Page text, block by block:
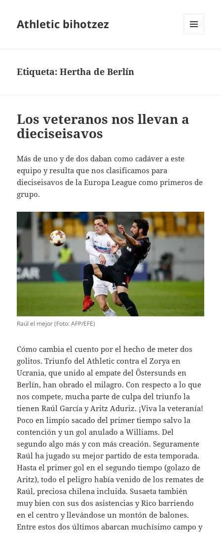
Athletic bihotzez
Etiqueta:Hertha de Berlín
Los veteranos nos llevan a
dieciseisavos
Más de uno y de dos daban como cadáver a este
equipo y resulta que nos clasificamos para
dieciseisavos de la Europa League como primeros de
grupo.
Raúl el mejor (Foto: AFP/EFE)
Cómo cambia el cuento por el hecho de meter dos
golitos. Triunfo del Athletic contra el Zorya en
Ucrania, que unido al empate del Östersunds en
Berlín, han obrado el milagro. Con respecto a lo que
nos compete, mucha parte de culpa del triunfo la
tienen Raúl García y Aritz Aduriz. ¡Viva la veteranía!
Poco en limpio sacado del primer tiempo salvo la
contención y un gol anulado a Williams. Del
segundo algo más y con más creación. Seguramente
Raúl ha jugado su mejor partido de esta temporada.
Hasta el primer gol en el segundo tiempo (golazo de
Aritz), todo el peligro había venido de los remates de
Raúl, preciosa chilena incluida. Susaeta también
muy bien con sus dos asistencias y Rico barriendo
en el centro y llevándose un montón de balones.
Entre estos dos últimos abarcan muchísimo campo y